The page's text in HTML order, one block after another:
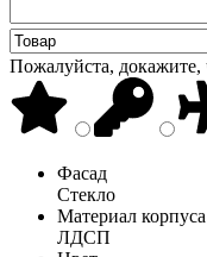
Пожалуйста, докажите,
Фасад
Стекло
Материал корпуса
ЛДСП